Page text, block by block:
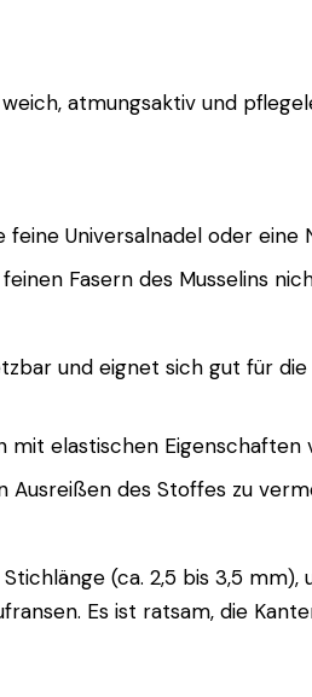
atmungsaktiv und
Universalnadel oder
Fasern des Musselins
und eignet sich gut für
elastischen Eigenschaften
des Stoffes zu
(ca. 2,5 bis 3,5 mm),
Es ist ratsam, die